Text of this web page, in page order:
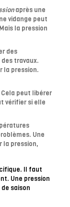
après une
vidange peut
la pression
des
travaux.
la pression.
peut libérer
vérifier si elle
Une
la pression,
Il faut
Une pression
saison